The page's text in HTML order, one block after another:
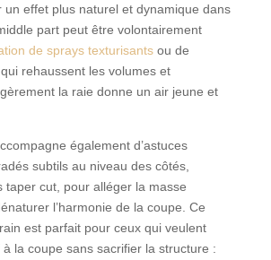
un effet plus naturel et dynamique dans
part peut être volontairement
de sprays texturisantsou de
rehaussent les volumes et
la raie donne un air jeune et
également d’astuces
subtils au niveau des côtés,
taper cut, pour alléger la masse
l’harmonie de la coupe. Ce
est parfait pour ceux qui veulent
la coupe sans sacrifier la structure :